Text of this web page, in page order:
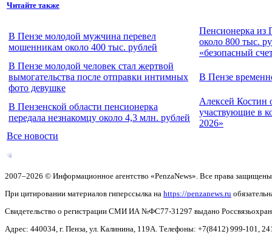
Читайте также
В Пензе молодой мужчина перевел
мошенникам около 400 тыс. рублей
Пенсионерка из
около 800 тыс.
«безопасный
В Пензе молодой человек стал жертвой
вымогательства после отправки интимных
фото девушке
В Пензе
В Пензенской области пенсионерка
передала незнакомцу около 4,3 млн. рублей
Алексей Костин
участвующие в
2026»
Все новости
2007–2026 © Информационное агентство «PenzaNews». Все права
При цитировании материалов гиперссылка на https://penzanews.ru
Свидетельство о регистрации СМИ ИА №ФС77-31297 выдано
Адрес: 440034, г. Пенза, ул. Калинина, 119А. Телефоны: +7(8412) 999-101,